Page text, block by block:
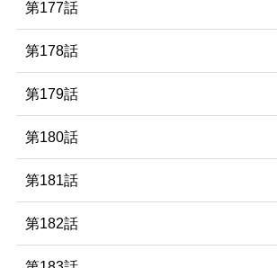
第177話
第178話
第179話
第180話
第181話
第182話